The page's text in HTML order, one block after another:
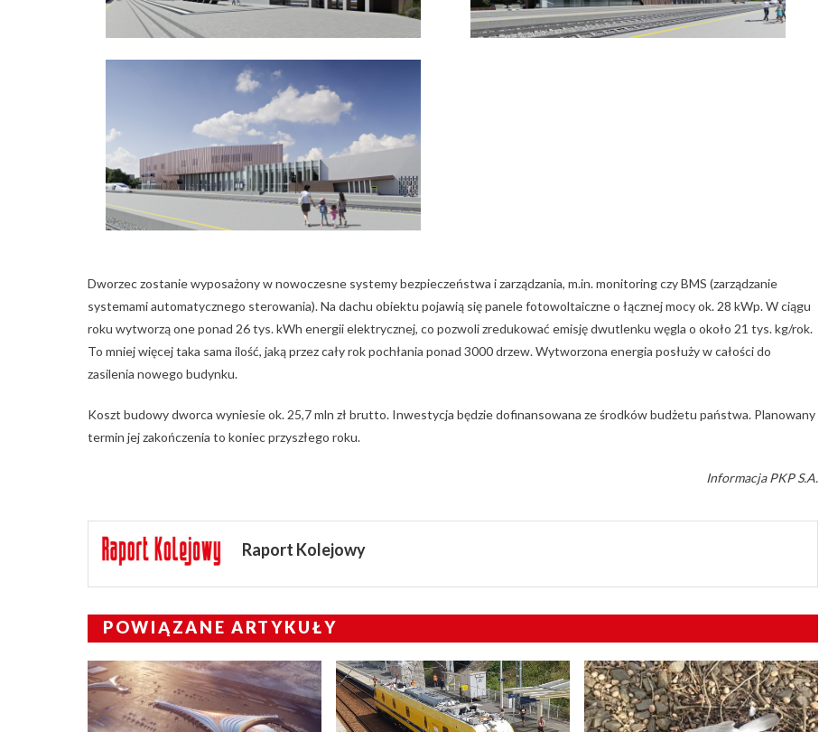
Dworzec zostanie wyposażony w nowoczesne systemy bezpieczeństwa i zarządzania, m.in. monitoring czy BMS (zarządzanie
systemami automatycznego sterowania). Na dachu obiektu pojawią się panele fotowoltaiczne o łącznej mocy ok. 28 kWp. W ciągu
roku wytworzą one ponad 26 tys. kWh energii elektrycznej, co pozwoli zredukować emisję dwutlenku węgla o około 21 tys. kg/rok.
To mniej więcej taka sama ilość, jaką przez cały rok pochłania ponad 3000 drzew. Wytworzona energia posłuży w całości do
zasilenia nowego budynku.
Koszt budowy dworca wyniesie ok. 25,7 mln zł brutto. Inwestycja będzie dofinansowana ze środków budżetu państwa. Planowany
termin jej zakończenia to koniec przyszłego roku.
Informacja PKP S.A.
Raport Kolejowy
POWIĄZANE ARTYKUŁY